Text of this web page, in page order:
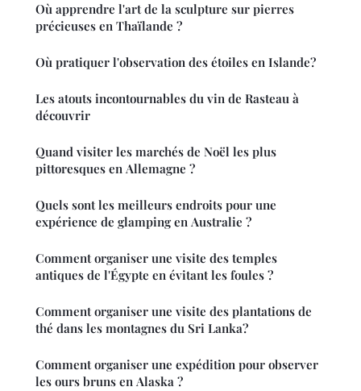
Où apprendre l'art de la sculpture sur pierres
précieuses en Thaïlande ?
Où pratiquer l'observation des étoiles en Islande?
Les atouts incontournables du vin de Rasteau à
découvrir
Quand visiter les marchés de Noël les plus
pittoresques en Allemagne ?
Quels sont les meilleurs endroits pour une
expérience de glamping en Australie ?
Comment organiser une visite des temples
antiques de l'Égypte en évitant les foules ?
Comment organiser une visite des plantations de
thé dans les montagnes du Sri Lanka?
Comment organiser une expédition pour observer
les ours bruns en Alaska ?